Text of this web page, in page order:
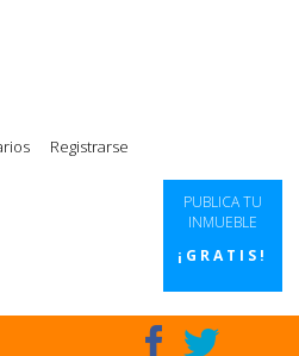
Registrarse
PUBLICA TU
INMUEBLE
¡GRATIS!